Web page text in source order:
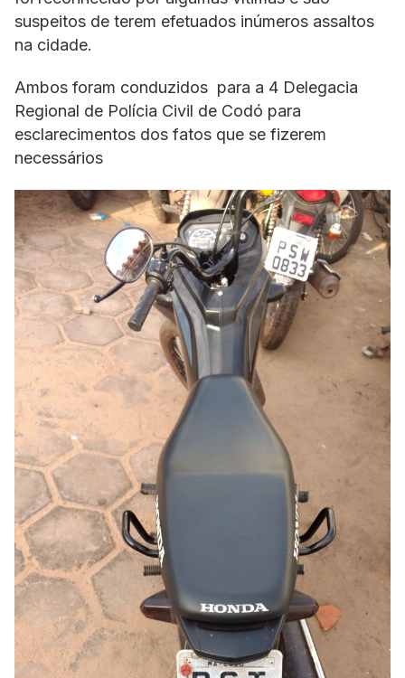
suspeitos de terem efetuados inúmeros assaltos
na cidade.
Ambos foram conduzidos para a 4 Delegacia
Regional de Polícia Civil de Codó para
esclarecimentos dos fatos que se fizerem
necessários